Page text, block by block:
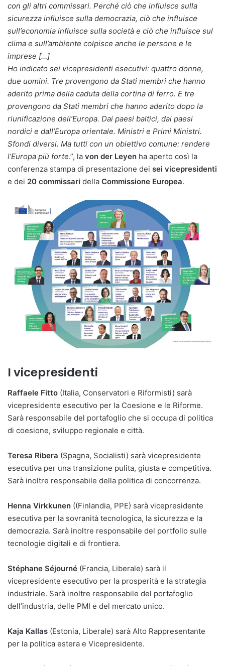
con gli altri commissari. Perché ciò che influisce sulla
sicurezza influisce sulla democrazia, ciò che influisce
sull’economia influisce sulla società e ciò che influisce sul
clima e sull’ambiente colpisce anche le persone e le
imprese […]
Ho indicato sei vicepresidenti esecutivi: quattro donne,
due uomini. Tre provengono da Stati membri che hanno
aderito prima della caduta della cortina di ferro. E tre
provengono da Stati membri che hanno aderito dopo la
riunificazione dell’Europa. Dai paesi baltici, dai paesi
nordici e dall’Europa orientale. Ministri e Primi Ministri.
Sfondi diversi. Ma tutti con un obiettivo comune: rendere
l’Europa più forte.”, la von der Leyen ha aperto così la
conferenza stampa di presentazione dei sei vicepresidenti
e dei 20 commissari della Commissione Europea.
I vicepresidenti
Raffaele Fitto (Italia, Conservatori e Riformisti) sarà
vicepresidente esecutivo per la Coesione e le Riforme.
Sarà responsabile del portafoglio che si occupa di politica
di coesione, sviluppo regionale e città.
Teresa Ribera (Spagna, Socialisti) sarà vicepresidente
esecutiva per una transizione pulita, giusta e competitiva.
Sarà inoltre responsabile della politica di concorrenza.
Henna Virkkunen ((Finlandia, PPE) sarà vicepresidente
esecutiva per la sovranità tecnologica, la sicurezza e la
democrazia. Sarà inoltre responsabile del portfolio sulle
tecnologie digitali e di frontiera.
Stéphane Séjourné (Francia, Liberale) sarà il
vicepresidente esecutivo per la prosperità e la strategia
industriale. Sarà inoltre responsabile del portafoglio
dell’industria, delle PMI e del mercato unico.
Kaja Kallas (Estonia, Liberale) sarà Alto Rappresentante
per la politica estera e Vicepresidente.